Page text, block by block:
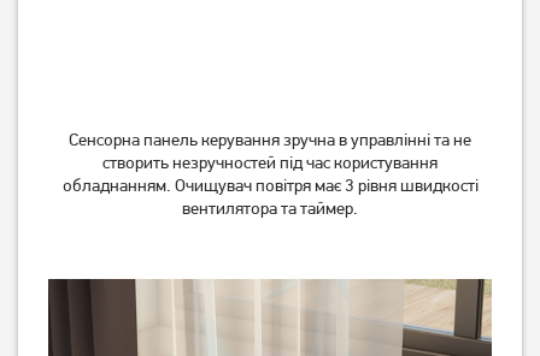
Сенсорна панель керування зручна в управлінні та не
створить незручностей під час користування
обладнанням. Очищувач повітря має 3 рівня швидкості
вентилятора та таймер.